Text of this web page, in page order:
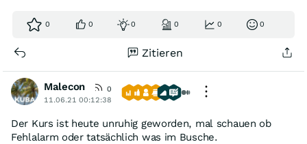
0 0 0 0 0 0
Zitieren
Malecon
0
11.06.21 00:12:38
Der Kurs ist heute unruhig geworden, mal schauen ob
Fehlalarm oder tatsächlich was im Busche.